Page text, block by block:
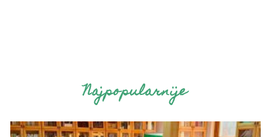
Najpopularnije